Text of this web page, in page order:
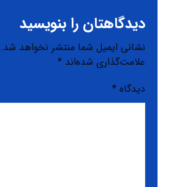
دیدگاهتان را بنویسید
نشانی ایمیل شما منتشر نخواهد شد.
علامت‌گذاری شده‌اند*
دیدگاه*